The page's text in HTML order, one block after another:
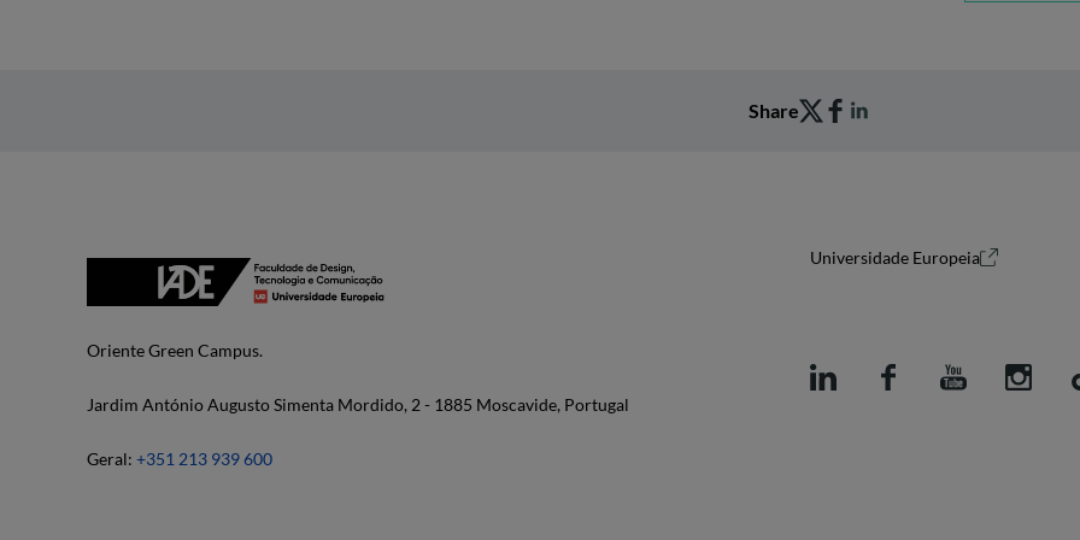
Share
Oriente Green Campus.
Jardim António Augusto Simenta Mordido, 2 - 1885 Moscavide, Portugal
Geral: +351 213 939 600
Universidade Europeia